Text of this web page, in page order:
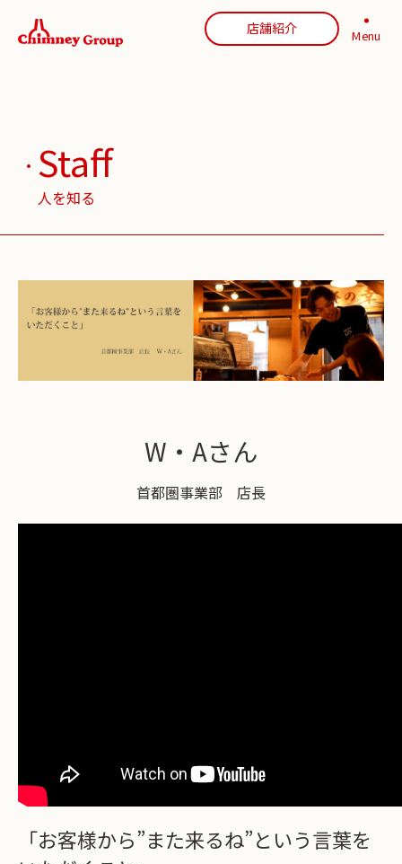
店舗紹介 Menu
Staff
人を知る
W・Aさん
首都圏事業部 店長
「お客様から”また来るね”という言葉を